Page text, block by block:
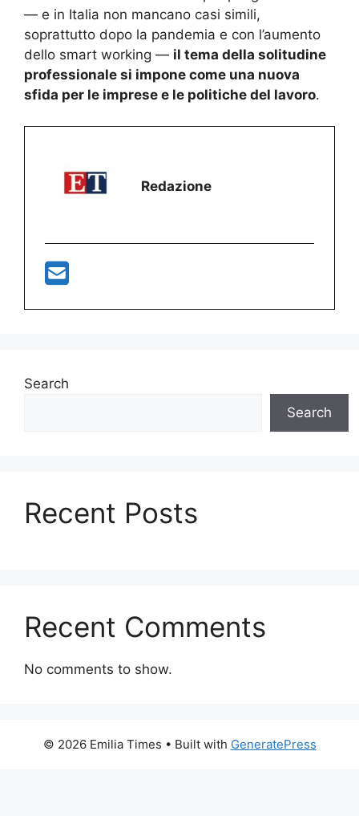
— e in Italia non mancano casi simili,
soprattutto dopo la pandemia e con l’aumento
dello smart working — il tema della solitudine
professionale si impone come una nuova
sfida per le imprese e le politiche del lavoro.
Redazione
Search
Search
Recent Posts
Recent Comments
No comments to show.
© 2026 Emilia Times • Built with GeneratePress